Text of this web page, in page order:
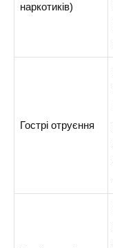
наркотиків)
Гострі отруєння